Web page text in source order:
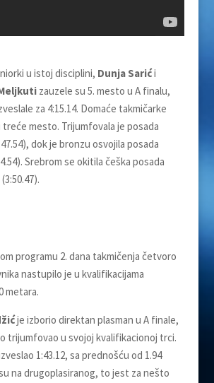
u istoj disciplini, Dunja Sarići
zauzele su 5. mesto u A finalu,
za 4:15.14. Domaće takmičarke
treće mesto. Trijumfovala je posada
dok je bronzu osvojila posada
Srebrom se okitila češka posada
programu 2. dana takmičenja četvoro
nastupilo je u kvalifikacijama
metara.
je izborio direktan plasman u A finale,
trijumfovao u svojoj kvalifikacionoj trci.
1:43.12, sa prednošću od 1.94
na drugoplasiranog, to jest za nešto